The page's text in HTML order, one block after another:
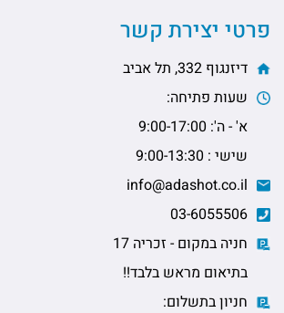
פרטי יצירת קשר
דיזנגוף 332, תל אביב
שעות פתיחה:
א' - ה': 9:00-17:00
שישי : 9:00-13:30
חניה במקום - זכריה 17
בתיאום מראש בלבד!!
חניון בתשלום: